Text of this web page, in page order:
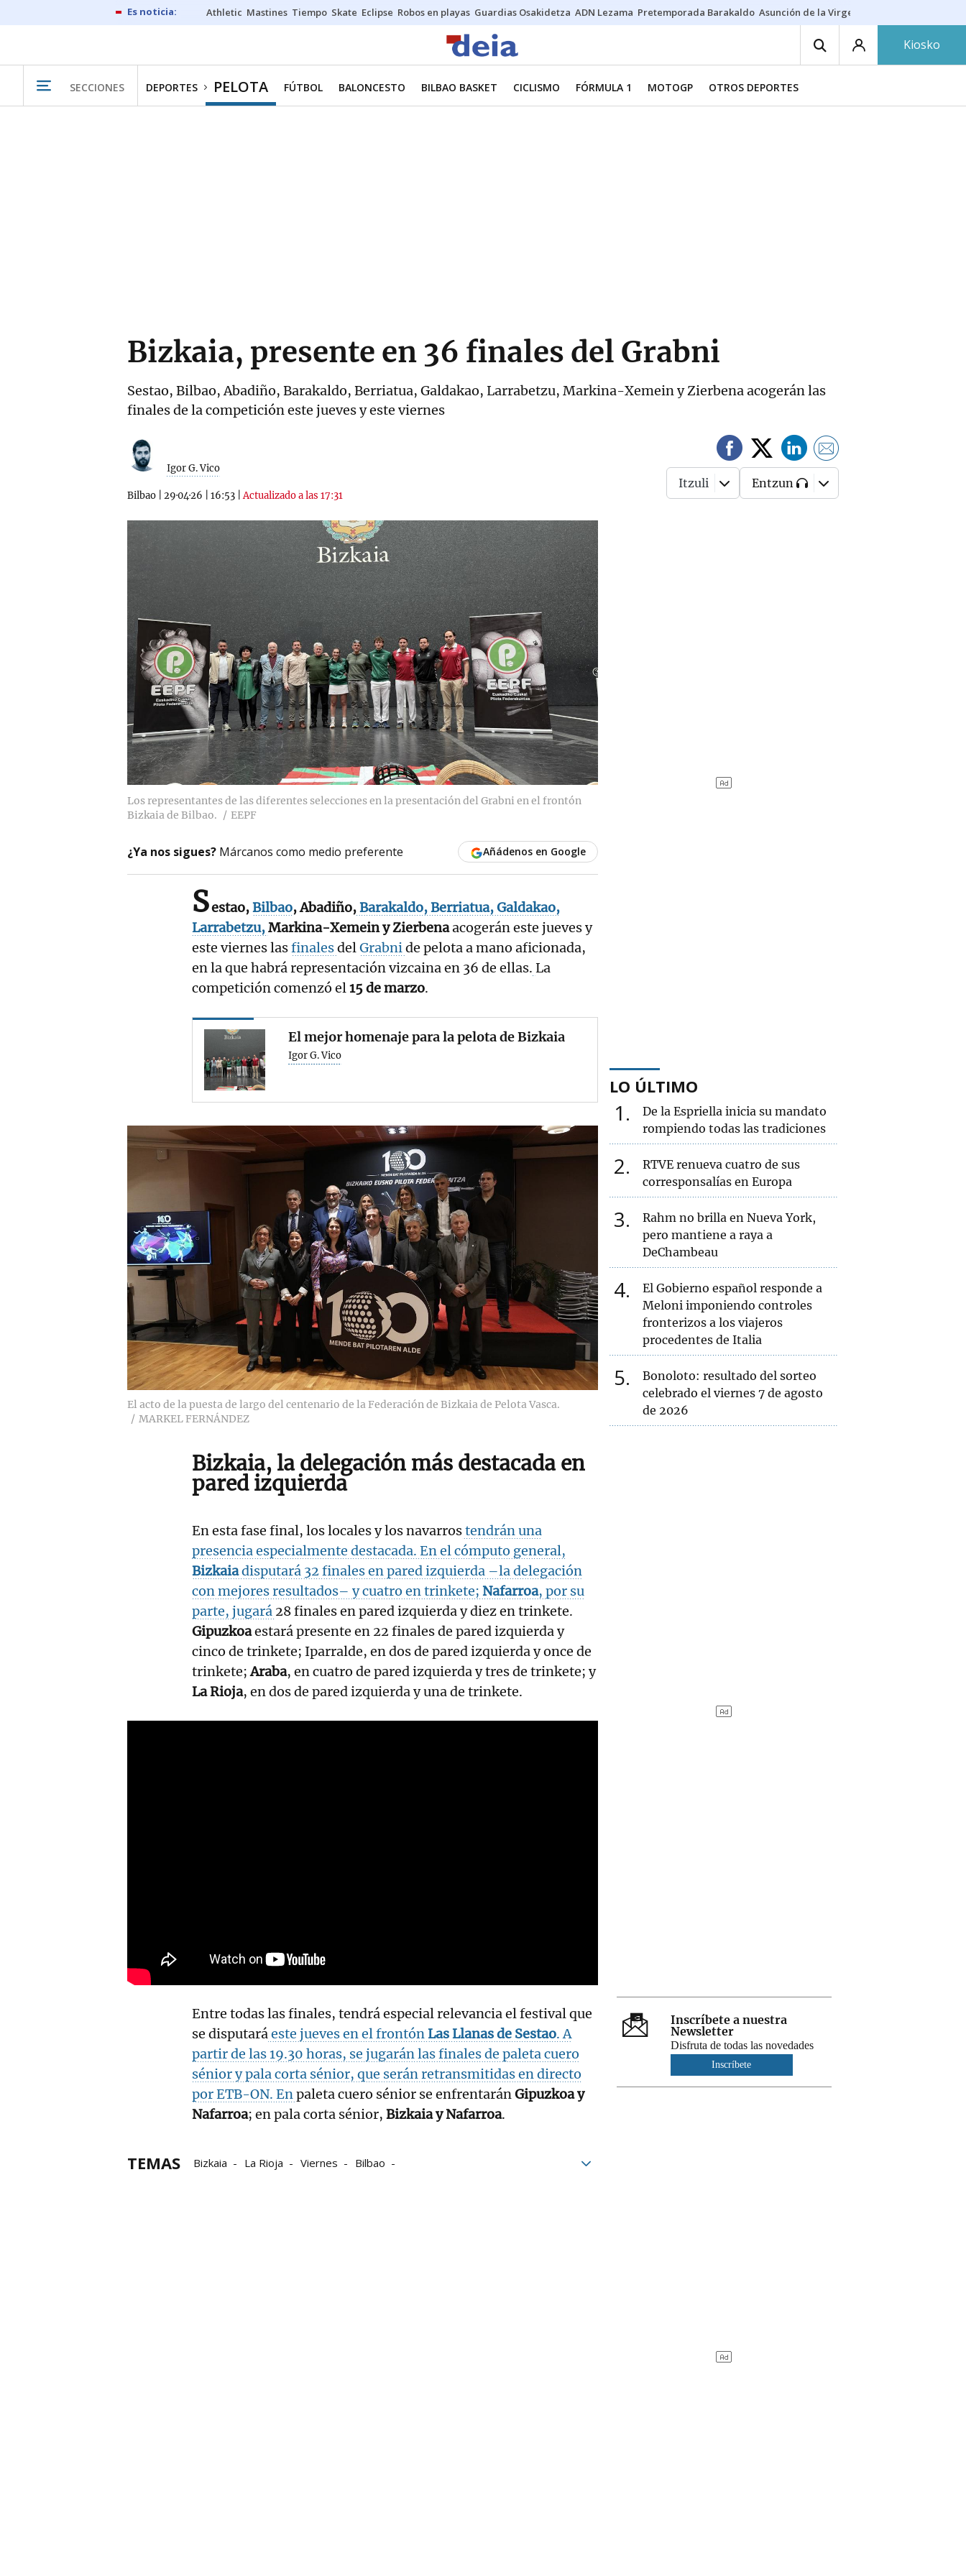
Athletic Mastines Tiempo Skate Eclipse Robos en playas Guardias Osakidetza ADN Lezama Pretemporada Barakaldo Asunción de la Virgen
Kiosko
SECCIONES DEPORTES PELOTA FÚTBOL BALONCESTO BILBAO BASKET CICLISMO FÓRMULA 1 MOTOGP OTROS DEPORTES
Bizkaia, presente en 36 finales del Grabni
Sestao, Bilbao, Abadiño, Barakaldo, Berriatua, Galdakao, Larrabetzu, Markina-Xemein y Zierbena acogerán las
finales de la competición este jueves y este viernes
Igor G. Vico
Bilbao 29·04·26 16:53 |Actualizado a las 17:31
Itzuli Entzun
Los representantes de las diferentes selecciones en la presentación del Grabni en el frontón
Bizkaia de Bilbao.
EEPF
¿Ya nos sigues? Márcanos como medio preferente Añádenos en Google
Sestao,Bilbao, Abadiño,Barakaldo, Berriatua,Galdakao,
Larrabetzu,Markina-Xemein y Zierbenaacogerán este jueves y
este viernes lasfinalesdelGrabnide pelota a mano aficionada,
en la que habrá representación vizcaina en 36 de ellas. La
competición comenzó el15 de marzo.
El mejor homenaje para la pelota de Bizkaia
Igor G. Vico
El acto de la puesta de largo del centenario de la Federación de Bizkaia de Pelota Vasca.
MARKEL FERNÁNDEZ
Bizkaia, la delegación más destacada en
pared izquierda
En esta fase final, los locales y los navarrostendrán una
presencia especialmente destacada. En el cómputo general,
Bizkaiadisputará 32 finales en pared izquierda –la delegación
con mejores resultados– y cuatro en trinkete; Nafarroa, por su
parte, jugará 28 finales en pared izquierda y diez en trinkete.
Gipuzkoaestará presente en 22 finales de pared izquierda y
cinco de trinkete; Iparralde, en dos de pared izquierda y once de
trinkete;Araba, en cuatro de pared izquierda y tres de trinkete; y
La Rioja, en dos de pared izquierda y una de trinkete.
Entre todas las finales, tendrá especial relevancia el festival que
se disputaráeste jueves en el frontónLas Llanas de Sestao. A
partir de las 19.30 horas, se jugarán las finales de paleta cuero
sénior y pala corta sénior, que serán retransmitidas en directo
por ETB-ON. Enpaleta cuero sénior se enfrentaránGipuzkoa y
Nafarroa; en pala corta sénior, Bizkaia y Nafarroa.
TEMAS Bizkaia La Rioja Viernes
Bilbao
LO ÚLTIMO
1
De la Espriella inicia su mandato
rompiendo todas las tradiciones
2
RTVE renueva cuatro de sus
corresponsalías en Europa
3
Rahm no brilla en Nueva York,
pero mantiene a raya a
DeChambeau
4
El Gobierno español responde a
Meloni imponiendo controles
fronterizos a los viajeros
procedentes de Italia
5
Bonoloto: resultado del sorteo
celebrado el viernes 7 de agosto
de 2026
Inscríbete a nuestra
Newsletter
Disfruta de todas las novedades
Inscríbete